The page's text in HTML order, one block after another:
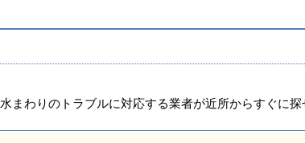
まわりのトラブルに対応する業者が近所からすぐに